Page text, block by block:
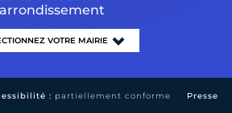
arrondissement
: partiellement conforme Presse